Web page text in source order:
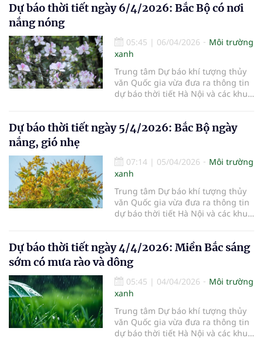
Dự báo thời tiết ngày 6/4/2026: Bắc Bộ có nơi
nắng nóng
05:45 | 06/04/2026
Môi trường
xanh
Trung tâm Dự báo khí tượng thủy
văn Quốc gia vừa đưa ra thông tin
dự báo thời tiết Hà Nội và các khu
Dự báo thời tiết ngày 5/4/2026: Bắc Bộ ngày
nắng, gió nhẹ
07:14 | 05/04/2026
Môi trường
xanh
Trung tâm Dự báo khí tượng thủy
văn Quốc gia vừa đưa ra thông tin
dự báo thời tiết Hà Nội và các khu
Dự báo thời tiết ngày 4/4/2026: Miền Bắc sáng
sớm có mưa rào và dông
05:45 | 04/04/2026
Môi trường
xanh
Trung tâm Dự báo khí tượng thủy
văn Quốc gia vừa đưa ra thông tin
dự báo thời tiết Hà Nội và các khu